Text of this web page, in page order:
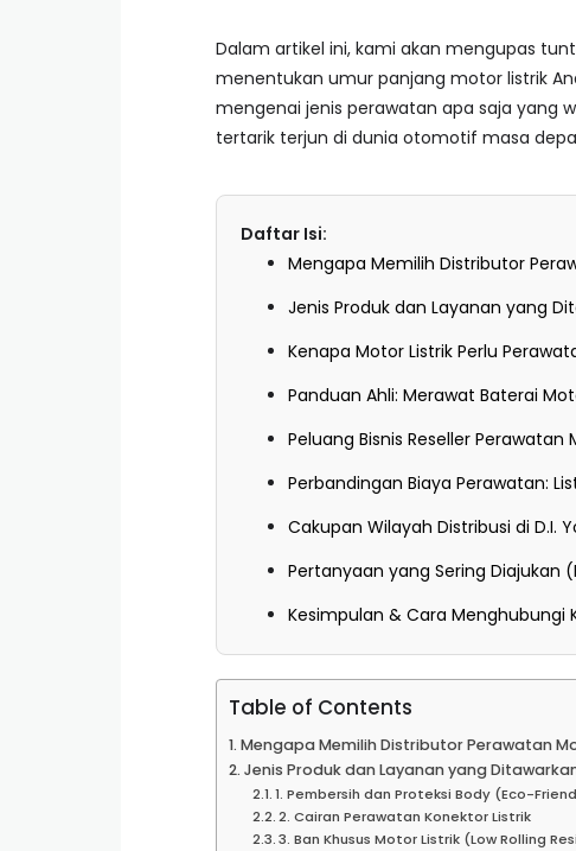
Dalam artikel ini, kami akan mengupas
menentukan umur panjang motor listrik
mengenai jenis perawatan apa saja yang
tertarik terjun di dunia otomotif masa
Daftar Isi:
Mengapa Memilih Distributor
Jenis Produk dan Layanan yang
Kenapa Motor Listrik Perlu
Panduan Ahli: Merawat Baterai
Peluang Bisnis Reseller Perawatan
Perbandingan Biaya Perawatan:
Cakupan Wilayah Distribusi di D.I.
Pertanyaan yang Sering Diajukan
Kesimpulan & Cara Menghubungi
Table of Contents
Mengapa Memilih Distributor Perawatan
Jenis Produk dan Layanan yang
1. Pembersih dan Proteksi Body (Eco-
2. Cairan Perawatan Konektor Listrik
3. Ban Khusus Motor Listrik (Low Rolling